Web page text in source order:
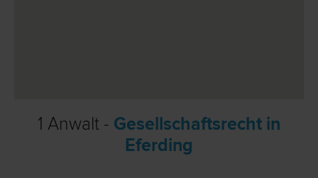
1 Anwalt - Gesellschaftsrecht in
Eferding